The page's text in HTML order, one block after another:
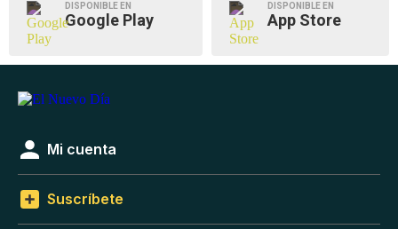
DISPONIBLE EN
Google Play
DISPONIBLE EN
App Store
Mi cuenta
Suscríbete